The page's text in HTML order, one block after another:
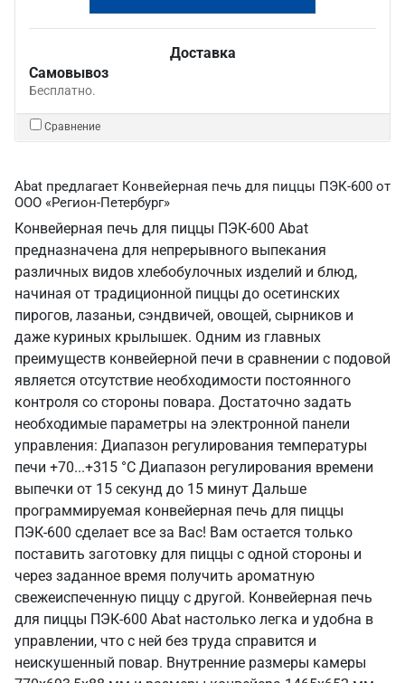
Доставка
Самовывоз
Бесплатно.
Сравнение
Abat предлагает Конвейерная печь для пиццы ПЭК-600 от
ООО «Регион-Петербург»
Конвейерная печь для пиццы ПЭК-600 Abat
предназначена для непрерывного выпекания
различных видов хлебобулочных изделий и блюд,
начиная от традиционной пиццы до осетинских
пирогов, лазаньи, сэндвичей, овощей, сырников и
даже куриных крылышек. Одним из главных
преимуществ конвейерной печи в сравнении с подовой
является отсутствие необходимости постоянного
контроля со стороны повара. Достаточно задать
необходимые параметры на электронной панели
управления: Диапазон регулирования температуры
печи +70...+315 °C Диапазон регулирования времени
выпечки от 15 секунд до 15 минут Дальше
программируемая конвейерная печь для пиццы
ПЭК-600 сделает все за Вас! Вам остается только
поставить заготовку для пиццы с одной стороны и
через заданное время получить ароматную
свежеиспеченную пиццу с другой. Конвейерная печь
для пиццы ПЭК-600 Abat настолько легка и удобна в
управлении, что с ней без труда справится и
неискушенный повар. Внутренние размеры камеры